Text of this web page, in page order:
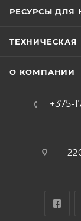
РЕСУРСЫ ДЛЯ
О КОМПАНИИ
+375-